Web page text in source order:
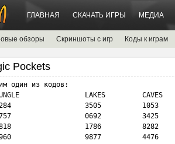
ГЛАВНАЯ СКАЧАТЬ ИГРЫ МЕДИА
обзоры Скриншоты с игр Коды к играм
Pockets
один из кодов:
LAKES         CAVES
3505          1053
0692          3425
1786          8282
9877          4476